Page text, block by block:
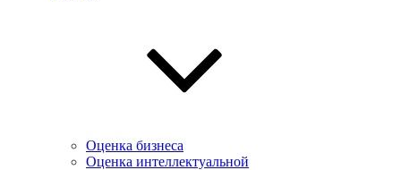
Оценка бизнеса
Оценка интеллектуальной